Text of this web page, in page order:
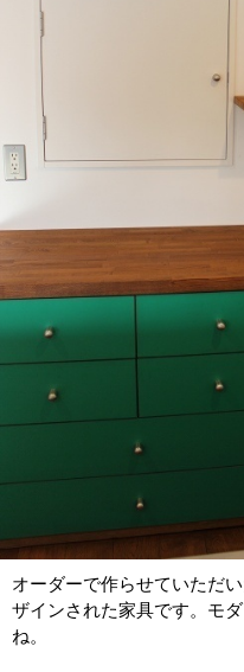
オーダーで作らせていただ
ザインされた家具です。モ
ね。